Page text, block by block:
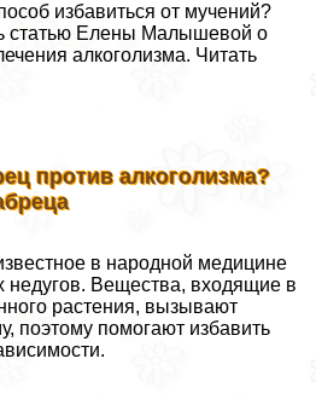
избавиться от мучений?
статью Елены Малышевой о
алкоголизма. Читать
против алкоголизма?
в народной медицине
недугов. Вещества, входящие в
растения, вызывают
поэтому помогают избавить